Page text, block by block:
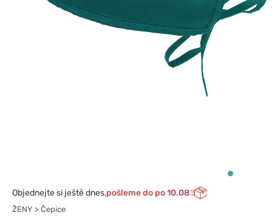
Objednejte si ještě dnes,pošleme do po 10.08
ŽENY Čepice